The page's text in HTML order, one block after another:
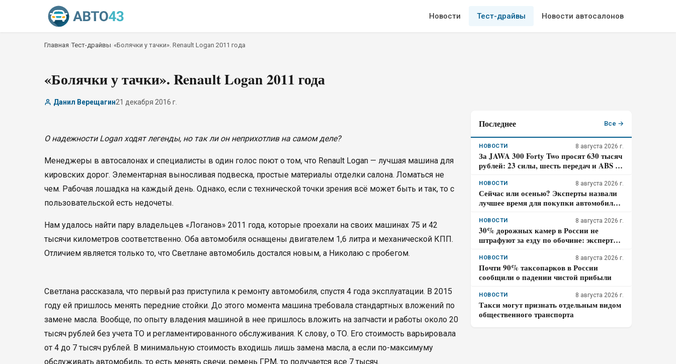
Новости Тест-драйвы Новости автосалонов
Главная /Тест-драйвы «Болячки у тачки». Renault Logan 2011 года
«Болячки у тачки». Renault Logan 2011 года
Данил Верещагин21 декабря 2016 г.
О надежности Logan ходят легенды, но так ли он неприхотлив на самом деле?
Менеджеры в автосалонах и специалисты в один голос поют о том, что Renault Logan — лучшая машина для
кировских дорог. Элементарная выносливая подвеска, простые материалы отделки салона. Ломаться не
чем. Рабочая лошадка на каждый день. Однако, если с технической точки зрения всё может быть и так, то с
пользовательской есть недочеты.
Нам удалось найти пару владельцев «Логанов» 2011 года, которые проехали на своих машинах 75 и 42
тысячи километров соответственно. Оба автомобиля оснащены двигателем 1,6 литра и механической КПП.
Отличием является только то, что Светлане автомобиль достался новым, а Николаю с пробегом.
Светлана рассказала, что первый раз приступила к ремонту автомобиля, спустя 4 года эксплуатации. В 2015
году ей пришлось менять передние стойки. До этого момента машина требовала стандартных вложений по
замене масла. Вообще, по опыту владения машиной в нее пришлось вложить на запчасти и работы около 20
тысяч рублей без учета ТО и регламентированного обслуживания. К слову, о ТО. Его стоимость варьировала
от 4 до 7 тысяч рублей. В минимальную стоимость входишь лишь замена масла, а если по-максимуму
обслуживать автомобиль, то есть менять свечи, ремень ГРМ, то получается все 7 тысяч.
Последнее Все →
НОВОСТИ 8 августа 2026 г.
За JAWA 300 Forty Two просят 630 тысяч
рублей: 23 силы, шесть передач и ABS –
году
НОВОСТИ 8 августа 2026 г.
Сейчас или осенью? Эксперты назвали
лучшее время для покупки автомобиля в
НОВОСТИ 8 августа 2026 г.
30% дорожных камер в России не
штрафуют за езду по обочине: эксперты
НОВОСТИ 8 августа 2026 г.
Почти 90% таксопарков в России
сообщили о падении чистой прибыли
НОВОСТИ 8 августа 2026 г.
Такси могут признать отдельным видом
общественного транспорта